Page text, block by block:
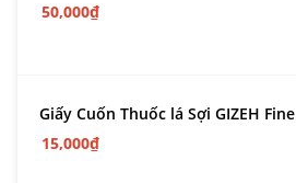
50,000₫
Giấy Cuốn Thuốc lá Sợi GIZEH Fine
15,000₫